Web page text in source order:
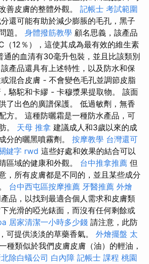
善皮膚的整體外觀。 記帳士 考試範圍
還可能有助於減少膨脹的毛孔，黑子
題。 身體撥筋教學 顧名思義，該產品
（12％），這使其成為最有效的維生素
通的血清有30毫升包裝，並且比該類別
產品還具有上述特性，以及防水和保
混合皮膚 - 不會變色毛孔並調節皮脂
駱駝和卡繆 - 卡穆漿果提取物。 該面
了出色的廣譜保護。 低過敏劑，無香
方。 這種防曬霜是一種防水產品，可
。 天母 推拿 建議成人和3歲以來的成
分的曬黑噴霧劑。 按摩教學 台灣還可
鍵字 rwd 這些好處和效果的結合可以
區域的健康和外觀。 台中推拿推薦 但
，所有皮膚都是不同的，並且某些成分
台中西屯區按摩推薦 牙醫推薦 外燴
品，以找到最適合個人需求和皮膚類
光滑的啞光錶面，而沒有任何剩餘或
居家清潔一小時多少錢 請注意，此防
可提供淡淡的草藥香氣。 外燴擺盤 太
種類似於我們皮膚皮膚（油）的輕油，
除白蟻公司 白內障 記帳士 課程 桃園